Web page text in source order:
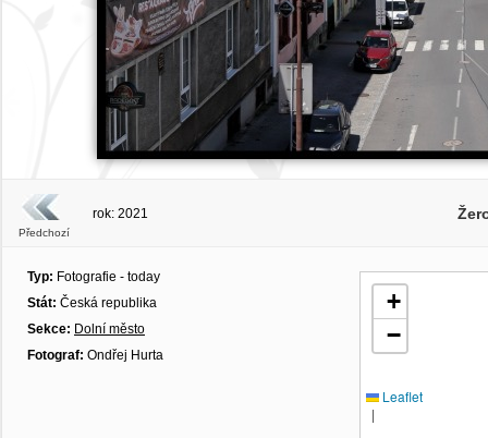
Předchozí
rok: 2021
Typ: Fotografie - today
Stát: Česká republika
Sekce: Dolní město
Fotograf: Ondřej Hurta
+
−
Leaflet
|